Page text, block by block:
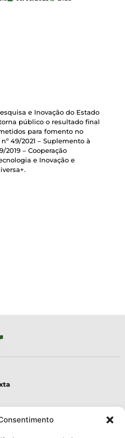
e Inovação do Estado
público o resultado final
para fomento no
49/2021 – Suplemento à
2019 – Cooperação
e Inovação e